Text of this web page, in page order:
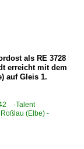
als RE 3728
erreicht mit dem
auf Gleis 1.
·Talent
(Elbe) -